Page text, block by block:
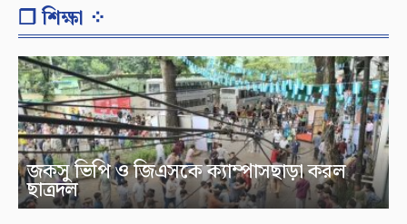
❐ শিক্ষা ⁘
জকসু ভিপি ও জিএসকে ক্যাম্পাসছাড়া করল
ছাত্রদল